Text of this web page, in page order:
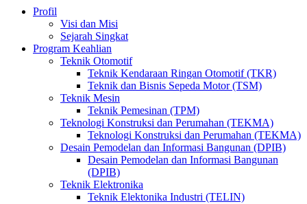
Profil
Visi dan Misi
Sejarah Singkat
Program Keahlian
Teknik Otomotif
Teknik Kendaraan Ringan Otomotif (TKR)
Teknik dan Bisnis Sepeda Motor (TSM)
Teknik Mesin
Teknik Pemesinan (TPM)
Teknologi Konstruksi dan Perumahan (TEKMA)
Teknologi Konstruksi dan Perumahan (TEKMA)
Desain Pemodelan dan Informasi Bangunan (DPIB)
Desain Pemodelan dan Informasi Bangunan
(DPIB)
Teknik Elektronika
Teknik Elektonika Industri (TELIN)